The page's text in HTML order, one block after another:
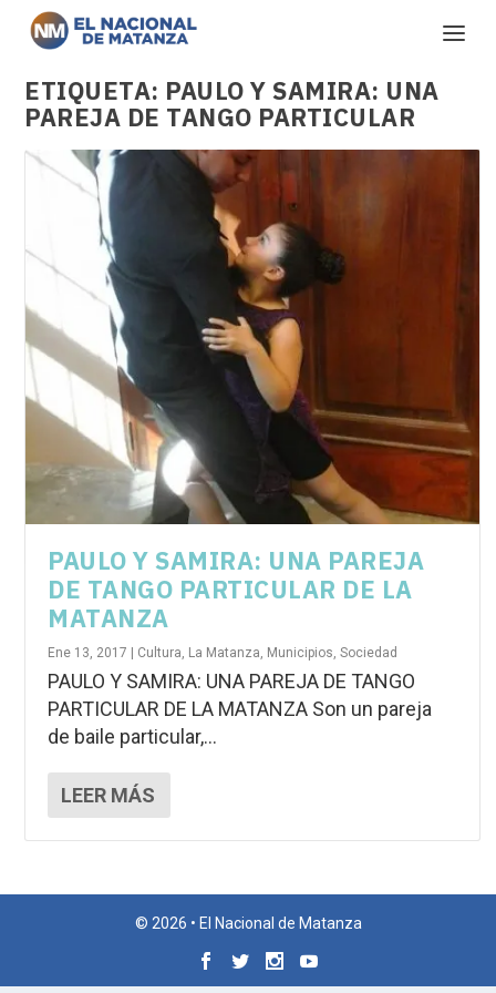
ETIQUETA: PAULO Y SAMIRA: UNA
PAREJA DE TANGO PARTICULAR
PAULO Y SAMIRA: UNA PAREJA
DE TANGO PARTICULAR DE LA
MATANZA
Ene 13, 2017 Cultura, La Matanza, Municipios,Sociedad
PAULO Y SAMIRA: UNA PAREJA DE TANGO
PARTICULAR DE LA MATANZA Son un pareja
de baile particular,...
LEER MÁS
© 2026 • El Nacional de Matanza